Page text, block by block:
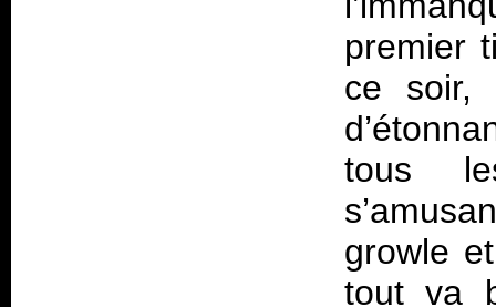
premier
ce soir,
tous
growle
tout va